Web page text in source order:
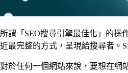
所謂「SEO搜尋引擎最佳化」的操
近最完整的方式，呈現給搜尋者。
對於任何一個網站來說，要想在網